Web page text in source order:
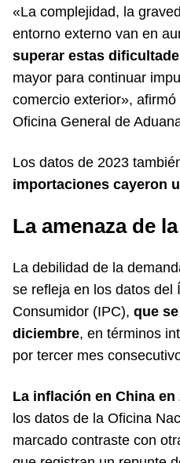
«La complejidad, la
entorno externo van en
superar estas
mayor para continuar
comercio exterior»,
Oficina General de
Los datos de 2023
importaciones cayeron
La amenaza de
La debilidad de la
se refleja en los datos del
Consumidor (IPC), que
diciembre, en términos
por tercer mes
La inflación en China en
los datos de la Oficina
marcado contraste con